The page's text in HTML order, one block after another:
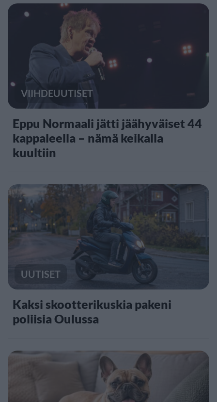
VIIHDEUUTISET
Eppu Normaali jätti jäähyväiset 44
kappaleella – nämä keikalla
kuultiin
UUTISET
Kaksi skootterikuskia pakeni
poliisia Oulussa